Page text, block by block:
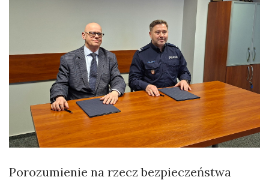
Porozumienie na rzecz bezpieczeństwa